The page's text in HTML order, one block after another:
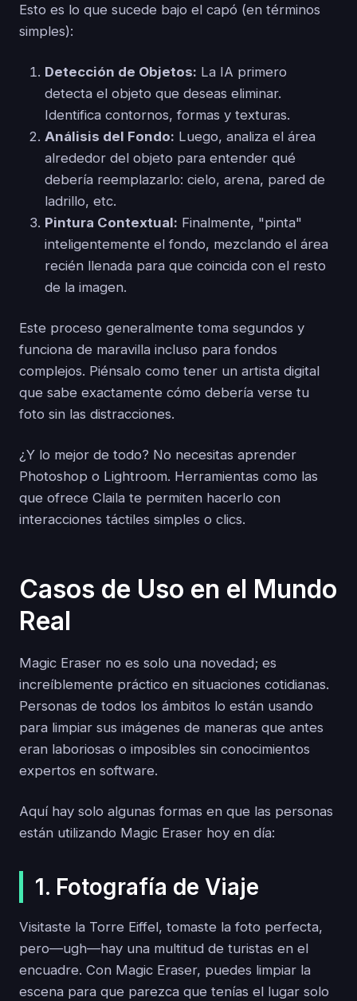
Esto es lo que sucede bajo el capó (en términos
simples):
Detección de Objetos: La IA primero
detecta el objeto que deseas eliminar.
Identifica contornos, formas y texturas.
Análisis del Fondo: Luego, analiza el área
alrededor del objeto para entender qué
debería reemplazarlo: cielo, arena, pared de
ladrillo, etc.
Pintura Contextual: Finalmente, "pinta"
inteligentemente el fondo, mezclando el área
recién llenada para que coincida con el resto
de la imagen.
Este proceso generalmente toma segundos y
funciona de maravilla incluso para fondos
complejos. Piénsalo como tener un artista digital
que sabe exactamente cómo debería verse tu
foto sin las distracciones.
¿Y lo mejor de todo? No necesitas aprender
Photoshop o Lightroom. Herramientas como las
que ofrece Claila te permiten hacerlo con
interacciones táctiles simples o clics.
Casos de Uso en el Mundo
Real
Magic Eraser no es solo una novedad; es
increíblemente práctico en situaciones cotidianas.
Personas de todos los ámbitos lo están usando
para limpiar sus imágenes de maneras que antes
eran laboriosas o imposibles sin conocimientos
expertos en software.
Aquí hay solo algunas formas en que las personas
están utilizando Magic Eraser hoy en día:
1. Fotografía de Viaje
Visitaste la Torre Eiffel, tomaste la foto perfecta,
pero—ugh—hay una multitud de turistas en el
encuadre. Con Magic Eraser, puedes limpiar la
escena para que parezca que tenías el lugar solo